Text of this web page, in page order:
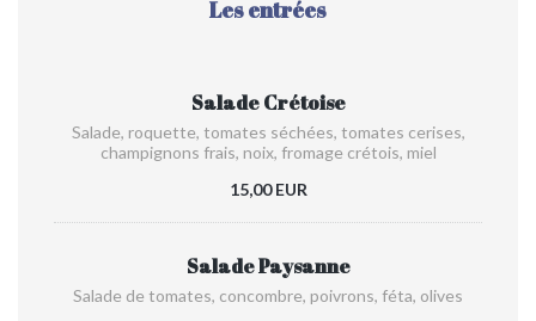
Les entrées
Salade Crétoise
Salade, roquette, tomates séchées, tomates cerises,
champignons frais, noix, fromage crétois, miel
15,00 EUR
Salade Paysanne
Salade de tomates, concombre, poivrons, féta, olives